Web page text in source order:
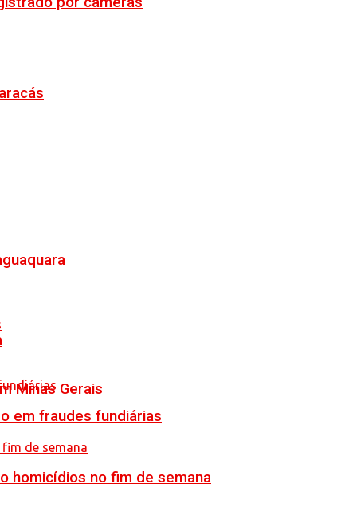
Minas Gerais
em fraudes fundiárias
homicídios no fim de semana